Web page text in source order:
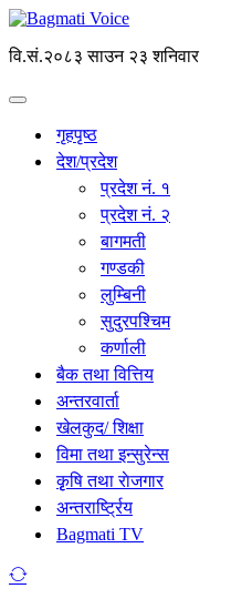
वि.सं.२०८३ साउन २३ शनिवार
गृहपृष्ठ
देश/प्रदेश
प्रदेश नं. १
प्रदेश नं. २
बागमती
गण्डकी
लुम्बिनी
सुदुरपश्चिम
कर्णाली
बैक तथा वित्तिय
अन्तरवार्ता
खेलकुद/ शिक्षा
विमा तथा इन्सुरेन्स
कृृषि तथा राेजगार
अन्तरार्ष्ट्रिय
Bagmati TV